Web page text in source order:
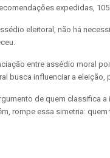
expedidas,
eleitoral, não há
entre assédio moral
busca influenciar a
de quem classifica
rompe essa simetria: